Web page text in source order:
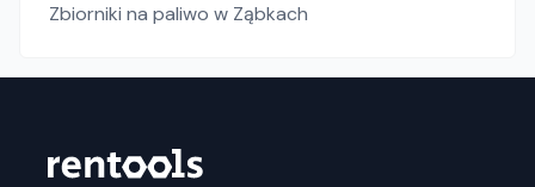
Zbiorniki na paliwo w Ząbkach